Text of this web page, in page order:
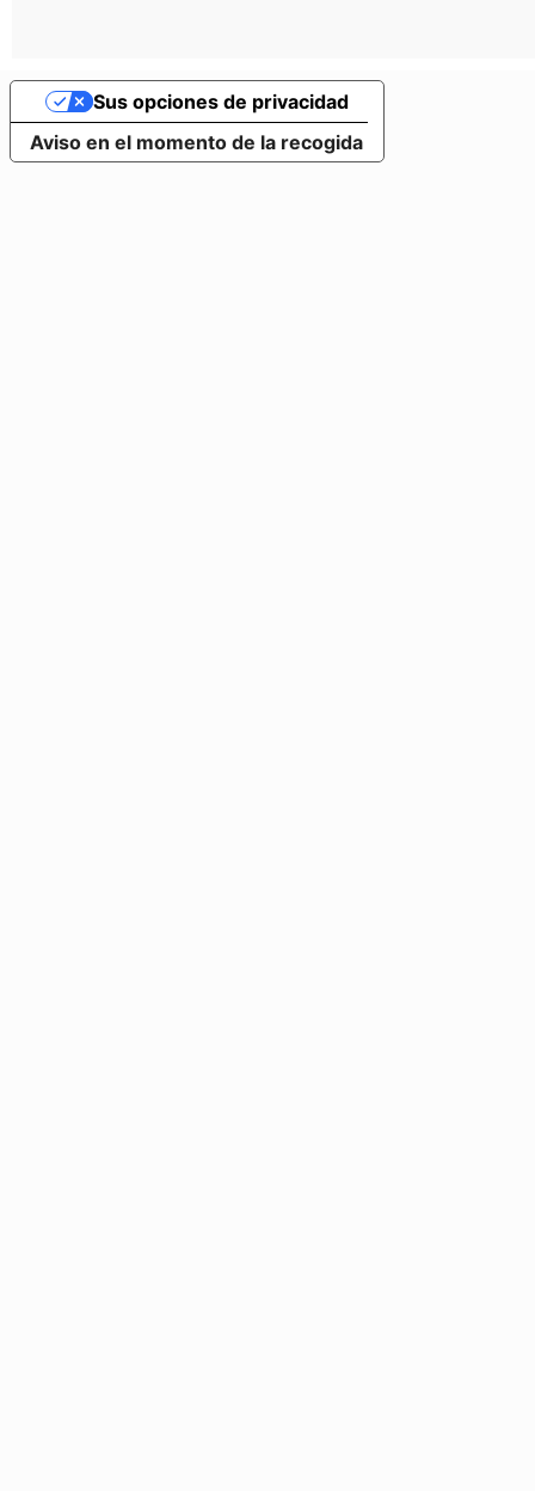
Aviso en el momento de la recogida
Sus opciones de privacidad